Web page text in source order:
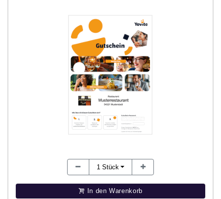
1 Stück
In den Warenkorb